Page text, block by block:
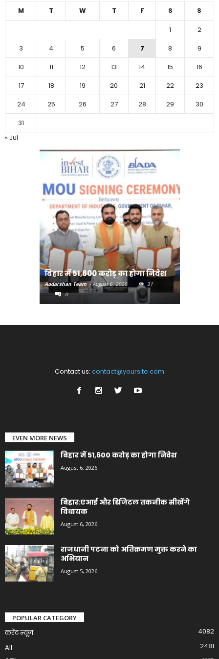
M T W T F S S
1
2
3
4 5 6 7 8
9
10
11 12 13 14 15
16
17
18 19 20 21 22
23
24
25 26 27 28 29
30
31
« Jul
बिहार में 51,600 करोड़ का होगा निवेश
Aadarshan Team - August 6, 2026
31
0
Contact us: contact@yoursite.com
EVEN MORE NEWS
बिहार में 51,600 करोड़ का होगा निवेश
August 6, 2026
बिहार:एआई और डिजिटल तकनीक सीखेंगे
विधायक
August 6, 2026
राजधानी पटना को अतिक्रमण मुक्त करने का
अभियान
August 5, 2026
POPULAR CATEGORY
करेंट न्यूज़
4082
All
2481